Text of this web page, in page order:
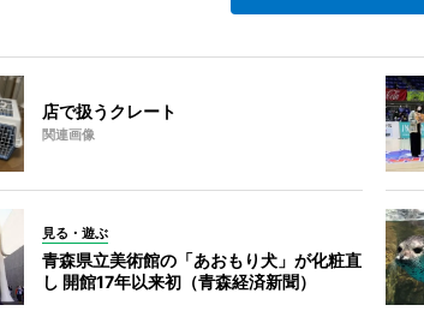
店で扱うクレート
関連画像
見る・遊ぶ
青森県立美術館の「あおもり犬」が化粧直
し 開館17年以来初（青森経済新聞）